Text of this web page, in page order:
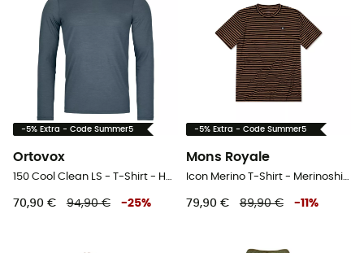
-5% Extra - Code Summer5
Ortovox
150 Cool Clean LS - T-Shirt - Herren
70,90 € 94,90 € -25%
-5% Extra - Code Summer5
Mons Royale
Icon Merino T-Shirt - Merinoshirt - Herren
79,90 € 89,90 € -11 %